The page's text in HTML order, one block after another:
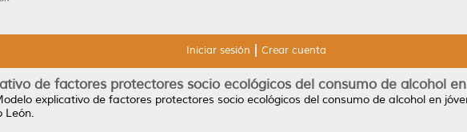
Iniciar sesión Crear cuenta
de factores protectores socio ecológicos del consumo de alcohol
explicativo de factores protectores socio ecológicos del consumo de alcohol en
León.